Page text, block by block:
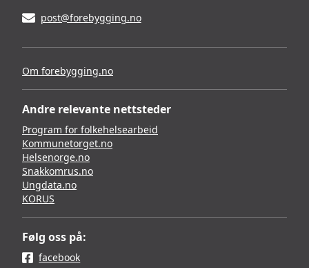
post@forebygging.no
Om forebygging.no
Andre relevante nettsteder
Program for folkehelsearbeid
Kommunetorget.no
Helsenorge.no
Snakkomrus.no
Ungdata.no
KORUS
Følg oss på:
facebook